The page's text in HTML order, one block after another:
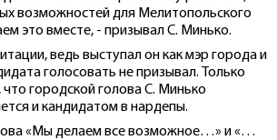
возможностей для Мелитопольского
это вместе, - призывал С. Минько.
ведь выступал он как мэр города и
голосовать не призывал. Только
что городской голова С. Минько
и кандидатом в нардепы.
«Мы делаем все возможное…» и «…